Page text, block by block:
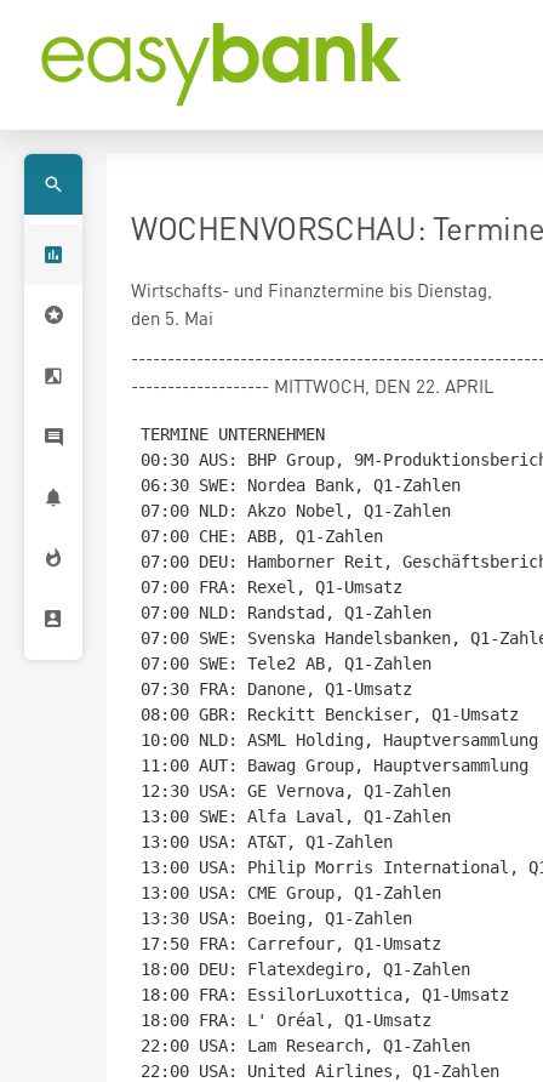
WOCHENVORSCHAU:
Wirtschafts- und Finanztermine bis Dienstag,
den 5. Mai
------------------- MITTWOCH, DEN 22. APRIL
TERMINE UNTERNEHMEN
00:30 AUS: BHP Group, 9M-
06:30 SWE: Nordea Bank, Q1-Zahlen
07:00 NLD: Akzo Nobel, Q1-Zahlen
07:00 CHE: ABB, Q1-Zahlen
07:00 DEU: Hamborner Reit,
07:00 FRA: Rexel, Q1-Umsatz
07:00 NLD: Randstad, Q1-Zahlen
07:00 SWE: Svenska Handelsbanken, Q1-
07:00 SWE: Tele2 AB, Q1-Zahlen
07:30 FRA: Danone, Q1-Umsatz
08:00 GBR: Reckitt Benckiser, Q1-Umsatz
10:00 NLD: ASML Holding, Hauptversammlung
11:00 AUT: Bawag Group, Hauptversammlung
12:30 USA: GE Vernova, Q1-Zahlen
13:00 SWE: Alfa Laval, Q1-Zahlen
13:00 USA: AT&T, Q1-Zahlen
13:00 USA: Philip Morris International,
13:00 USA: CME Group, Q1-Zahlen
13:30 USA: Boeing, Q1-Zahlen
17:50 FRA: Carrefour, Q1-Umsatz
18:00 DEU: Flatexdegiro, Q1-Zahlen
18:00 FRA: EssilorLuxottica, Q1-Umsatz
18:00 FRA: L' Oréal, Q1-Umsatz
22:00 USA: Lam Research, Q1-Zahlen
22:00 USA: United Airlines, Q1-Zahlen